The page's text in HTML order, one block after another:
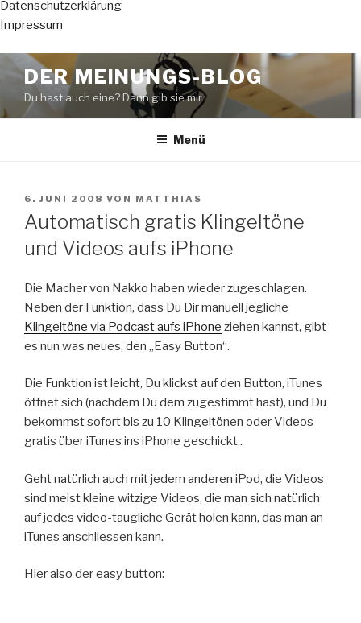
Datenschutzerklärung
Impressum
Zum
Inhalt
springen
DER MEINUNGS-BLOG
Du hast auch eine? Dann gib sie mir..
Menü
VERÖFFENTLICHT
AM
6. JUNI 2008 VON MATTHIAS
Automatisch gratis Klingeltöne
und Videos aufs iPhone
Die Macher von Nakko haben wieder zugeschlagen.
Neben der Funktion, dass Du Dir manuell jegliche
Klingeltöne via Podcast aufs iPhone ziehen kannst, gibt
es nun was neues, den „Easy Button“.
Die Funktion ist leicht, Du klickst auf den Button, iTunes
öffnet sich (nachdem Du dem zugestimmt hast), und Du
bekommst sofort bis zu 10 Klingeltönen oder Videos
gratis über iTunes ins iPhone geschickt..
Geht natürlich auch mit jedem anderen iPod, die Videos
sind meist kleine witzige Videos, die man sich natürlich
auf jedes video-taugliche Gerät holen kann, das man an
iTunes anschliessen kann.
Hier also der easy button: